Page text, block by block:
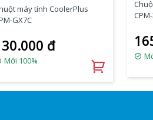
máy tính CoolerPlus
GX7C
đ
Mới 100%